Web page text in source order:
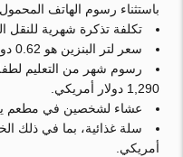
باستثناء رسوم الهاتف المحمول
تكلفة تذكرة شهرية للنقل العام هي 35
سعر لتر البنزين هو 0.62 دولار أمريكي.
رسوم شهر من التعليم
1,290 دولار أمريكي.
عشاء لشخصين في مطعم يكلف، في
أمريكي.